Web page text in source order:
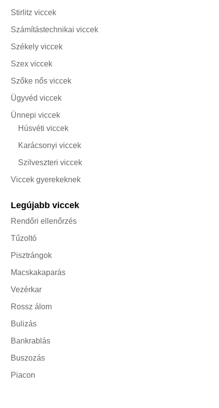
Stirlitz viccek
Számítástechnikai viccek
Székely viccek
Szex viccek
Szőke nős viccek
Ügyvéd viccek
Ünnepi viccek
Húsvéti viccek
Karácsonyi viccek
Szilveszteri viccek
Viccek gyerekeknek
Legújabb viccek
Rendőri ellenőrzés
Tűzoltó
Pisztrángok
Macskakaparás
Vezérkar
Rossz álom
Bulizás
Bankrablás
Buszozás
Piacon